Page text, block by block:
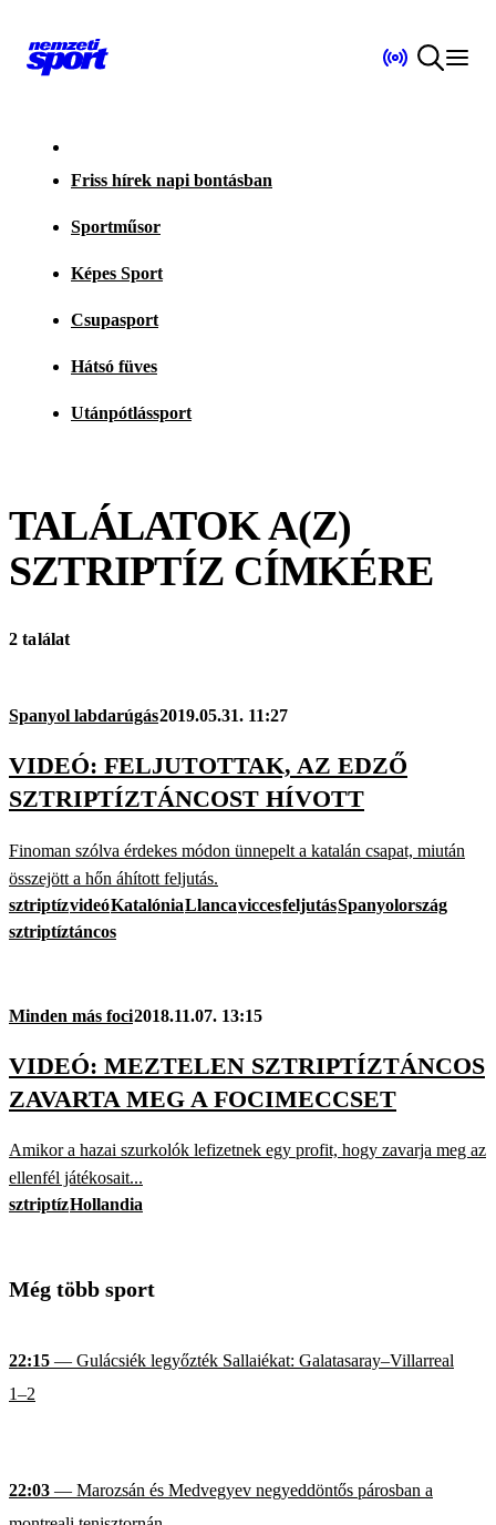
Friss hírek napi bontásban
Sportműsor
Képes Sport
Csupasport
Hátsó füves
Utánpótlássport
TALÁLATOK A(Z)
SZTRIPTÍZ CÍMKÉRE
2 találat
Spanyol labdarúgás2019.05.31. 11:27
VIDEÓ: FELJUTOTTAK, AZ EDZŐ
SZTRIPTÍZTÁNCOST HÍVOTT
Finoman szólva érdekes módon ünnepelt a katalán csapat, miután
összejött a hőn áhított feljutás.
sztriptízvideóKatalóniaLlancaviccesfeljutásSpanyolország
sztriptíztáncos
Minden más foci2018.11.07. 13:15
VIDEÓ: MEZTELEN SZTRIPTÍZTÁNCOS
ZAVARTA MEG A FOCIMECCSET
Amikor a hazai szurkolók lefizetnek egy profit, hogy zavarja meg az
ellenfél játékosait...
sztriptízHollandia
Még több sport
22:15 — Gulácsiék legyőzték Sallaiékat: Galatasaray–Villarreal
1–2
22:03 — Marozsán és Medvegyev negyeddöntős párosban a